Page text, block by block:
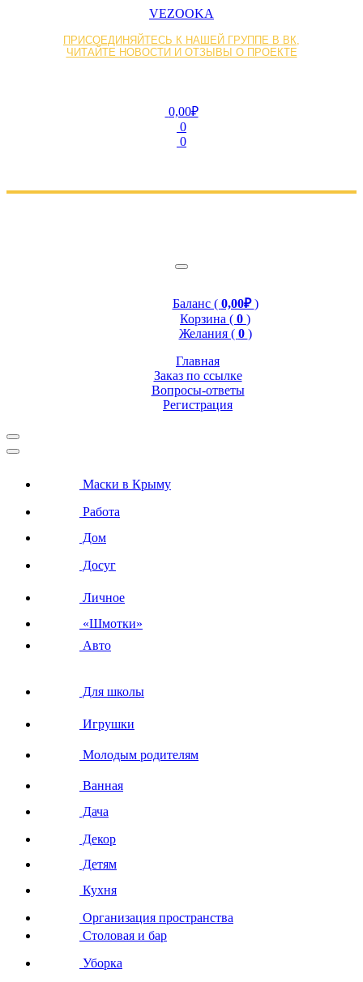
VEZOOKA
ПРИСОЕДИНЯЙТЕСЬ К НАШЕЙ ГРУППЕ В ВК,
ЧИТАЙТЕ НОВОСТИ И ОТЗЫВЫ О ПРОЕКТЕ
0,00₽
0
0
Баланс ( 0,00₽)
Корзина ( 0 )
Желания ( 0 )
Главная
Заказ по ссылке
Вопросы-ответы
Регистрация
Маски в Крыму
Работа
Дом
Досуг
Личное
«Шмотки»
Авто
Для школы
Игрушки
Молодым родителям
Ванная
Дача
Декор
Детям
Кухня
Организация пространства
Столовая и бар
Уборка